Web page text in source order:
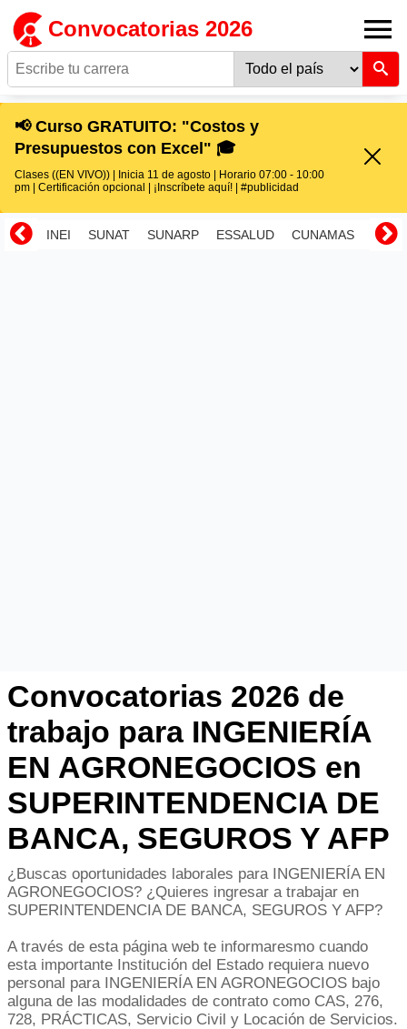
Convocatorias 2026
📢 Curso GRATUITO: "Costos y
Presupuestos con Excel" 🎓
Clases ((EN VIVO)) | Inicia 11 de agosto | Horario 07:00 - 10:00
pm | Certificación opcional | ¡Inscríbete aquí! | #publicidad
INEI SUNAT SUNARP ESSALUD CUNAMAS
Convocatorias 2026 de
trabajo para INGENIERÍA
EN AGRONEGOCIOS en
SUPERINTENDENCIA DE
BANCA, SEGUROS Y AFP
¿Buscas oportunidades laborales para INGENIERÍA EN
AGRONEGOCIOS? ¿Quieres ingresar a trabajar en
SUPERINTENDENCIA DE BANCA, SEGUROS Y AFP?
A través de esta página web te informaresmo cuando
esta importante Institución del Estado requiera nuevo
personal para INGENIERÍA EN AGRONEGOCIOS bajo
alguna de las modalidades de contrato como CAS, 276,
728, PRÁCTICAS, Servicio Civil y Locación de Servicios.